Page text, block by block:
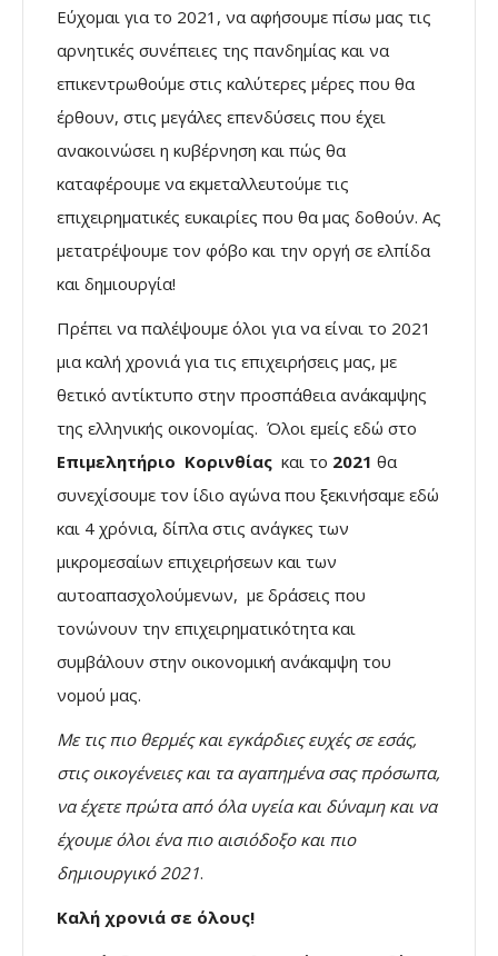
Εύχομαι για το 2021, να αφήσουμε πίσω μας τις
αρνητικές συνέπειες της πανδημίας και να
επικεντρωθούμε στις καλύτερες μέρες που θα
έρθουν, στις μεγάλες επενδύσεις που έχει
ανακοινώσει η κυβέρνηση και πώς θα
καταφέρουμε να εκμεταλλευτούμε τις
επιχειρηματικές ευκαιρίες που θα μας δοθούν. Ας
μετατρέψουμε τον φόβο και την οργή σε ελπίδα
και δημιουργία!
Πρέπει να παλέψουμε όλοι για να είναι το 2021
μια καλή χρονιά για τις επιχειρήσεις μας, με
θετικό αντίκτυπο στην προσπάθεια ανάκαμψης
της ελληνικής οικονομίας. Όλοι εμείς εδώ στο
Επιμελητήριο Κορινθίας και το 2021 θα
συνεχίσουμε τον ίδιο αγώνα που ξεκινήσαμε εδώ
και 4 χρόνια, δίπλα στις ανάγκες των
μικρομεσαίων επιχειρήσεων και των
αυτοαπασχολούμενων, με δράσεις που
τονώνουν την επιχειρηματικότητα και
συμβάλουν στην οικονομική ανάκαμψη του
νομού μας.
Με τις πιο θερμές και εγκάρδιες ευχές σε εσάς,
στις οικογένειες και τα αγαπημένα σας πρόσωπα,
να έχετε πρώτα από όλα υγεία και δύναμη και να
έχουμε όλοι ένα πιο αισιόδοξο και πιο
δημιουργικό 2021.
Καλή χρονιά σε όλους!